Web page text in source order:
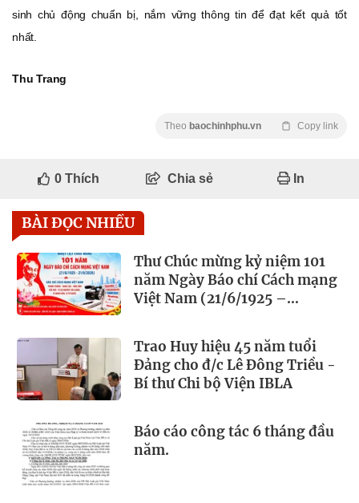
sinh chủ động chuẩn bị, nắm vững thông tin để đạt kết quả tốt
nhất.
Thu Trang
Theo baochinhphu.vn Copy link
0Thích Chia sẻ In
BÀI ĐỌC NHIỀU
Thư Chúc mừng kỷ niệm 101
năm Ngày Báo chí Cách mạng
Việt Nam (21/6/1925 –
Trao Huy hiệu 45 năm tuổi
Đảng cho đ/c Lê Đông Triều -
Bí thư Chi bộ Viện IBLA
Báo cáo công tác 6 tháng đầu
năm.